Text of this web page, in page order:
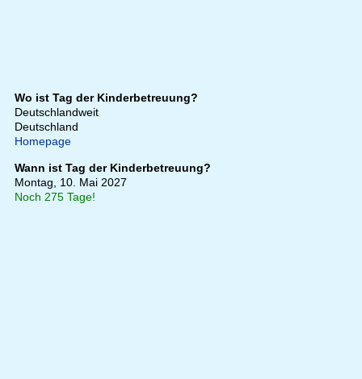
Wo ist Tag der Kinderbetreuung?
Deutschlandweit
Deutschland
Homepage
Wann ist Tag der Kinderbetreuung?
Montag, 10. Mai 2027
Noch 275 Tage!